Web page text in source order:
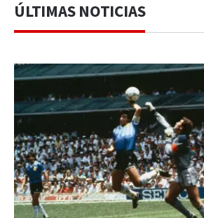
ÚLTIMAS NOTICIAS